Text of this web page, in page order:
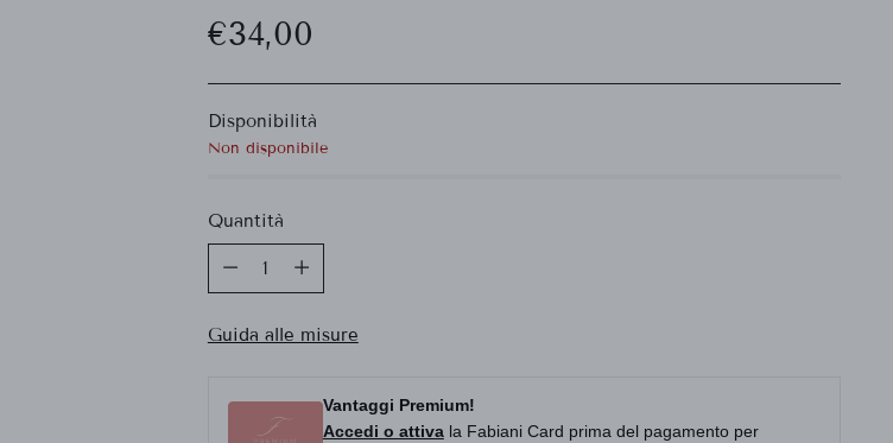
Prezzo
di
listino
€34,00
Disponibilità
Non disponibile
Quantità
Quantità
Guida alle misure
Vantaggi Premium!
Accedi o attivala Fabiani Card prima del pagamento per